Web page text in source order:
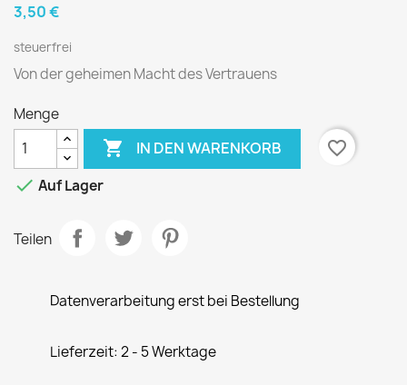
3,50 €
steuerfrei
Von der geheimen Macht des Vertrauens
Menge
 IN DEN WARENKORB
favorite_border
 Auf Lager
Teilen
Datenverarbeitung erst bei Bestellung
Lieferzeit: 2 - 5 Werktage